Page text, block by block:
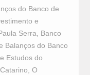
do Banco de
e
Serra
Banco
Balanços do Banco
Estudos do
O